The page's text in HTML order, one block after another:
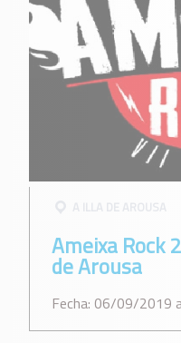
A ILLA DE AROUSA
Ameixa Rock
de Arousa
Fecha: 06/09/2019